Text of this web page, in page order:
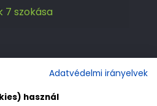
7 szokása
Adatvédelmi irányelvek
használ